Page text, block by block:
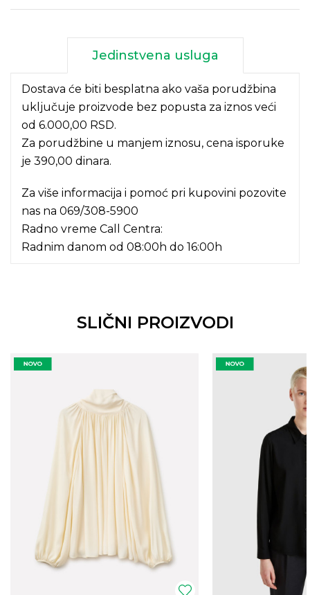
Jedinstvena usluga
Dostava će biti besplatna ako vaša porudžbina
uključuje proizvode bez popusta za iznos veći
od 6.000,00 RSD.
Za porudžbine u manjem iznosu, cena isporuke
je 390,00 dinara.
Za više informacija i pomoć pri kupovini pozovite
nas na 069/308-5900
Radno vreme Call Centra:
Radnim danom od 08:00h do 16:00h
SLIČNI PROIZVODI